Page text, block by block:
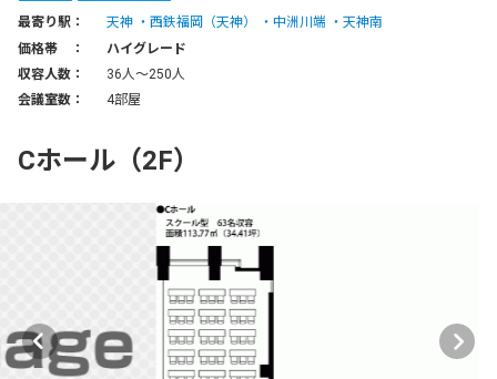
最寄り駅： 天神 西鉄福岡（天神） 中洲川端
天神南
価格帯 ：
ハイグレード
収容人数：
36人〜250人
会議室数：
4部屋
Cホール（2F）